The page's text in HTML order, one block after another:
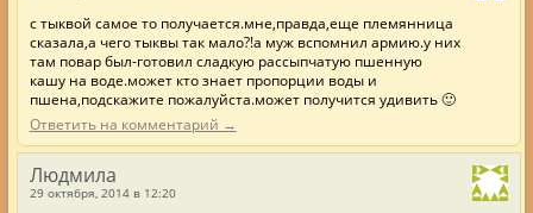
с тыквой самое то получается.мне,правда,еще племянница
сказала,а чего тыквы так мало?!а муж вспомнил армию.у них
там повар был-готовил сладкую рассыпчатую пшенную
кашу на воде.может кто знает пропорции воды и
пшена,подскажите пожалуйста.может получится удивить 🙂
Ответить на комментарий →
Людмила
29 октября, 2014 в 12:20